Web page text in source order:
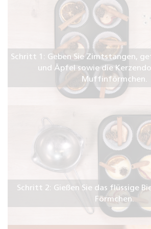
Schritt 1: Geben Sie Zimtstangen,
und Äpfel sowie die
Muffinförmchen.
Schritt 2: Gießen Sie das flüssige
Förmchen.